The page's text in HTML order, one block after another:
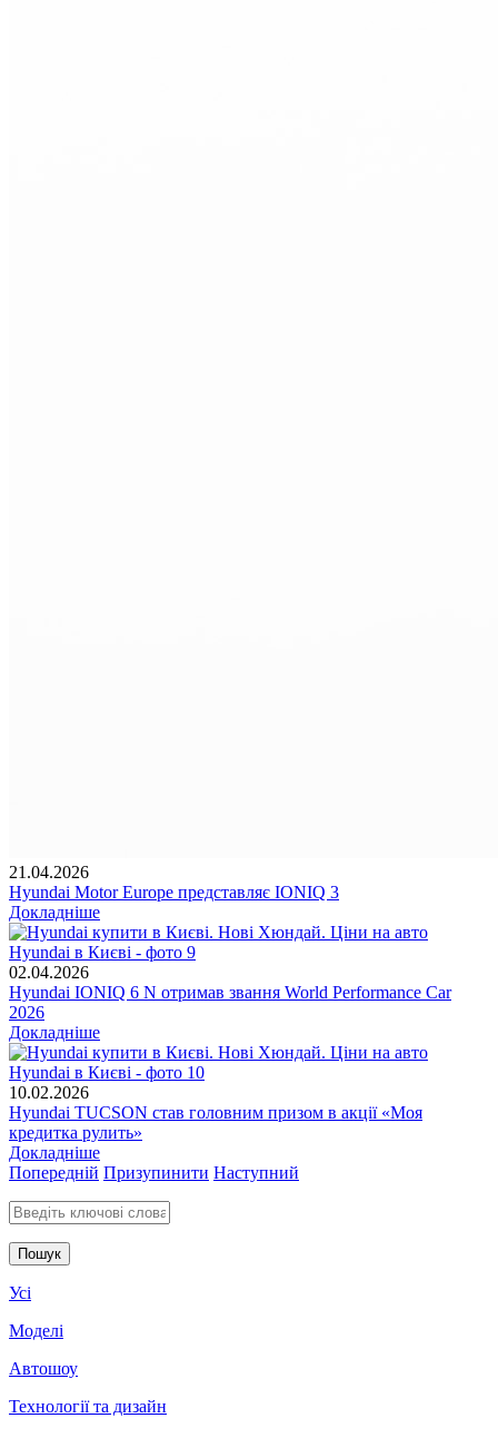
21.04.2026
Hyundai Motor Europe представляє IONIQ 3
Докладніше
02.04.2026
Hyundai IONIQ 6 N отримав звання World Performance Car
2026
Докладніше
10.02.2026
Hyundai TUCSON став головним призом в акції «Моя
кредитка рулить»
Докладніше
Попередній Призупинити Наступний
Введіть ключові слова для пошуку
Усі
Моделі
Автошоу
Технології та дизайн